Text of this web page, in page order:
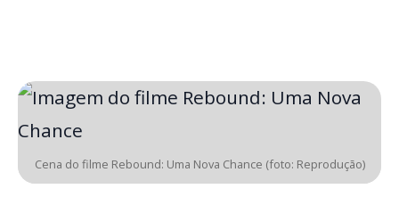
Cena do filme Rebound: Uma Nova Chance (foto: Reprodução)